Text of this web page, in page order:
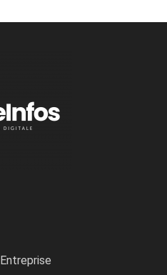
Nigeria,
Entreprise